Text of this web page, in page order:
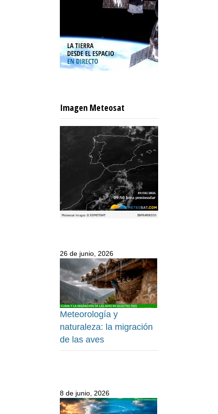
Imagen Meteosat
26 de junio, 2026
Meteorología y
naturaleza: la migración
de las aves
8 de junio, 2026